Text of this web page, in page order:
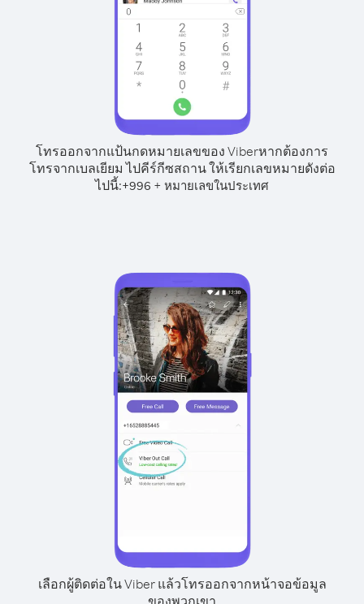
โทรออกจากแป้นกดหมายเลขของ Viberหากต้องการ
โทรจากเบลเยียม ไปคีร์กีซสถาน ให้เรียกเลขหมายดังต่อ
ไปนี้:+996 + หมายเลขในประเทศ
เลือกผู้ติดต่อใน Viber แล้วโทรออกจากหน้าจอข้อมูล
ของพวกเขา